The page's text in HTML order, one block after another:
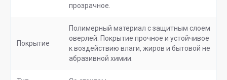
прозрачное.
Покрытие
Полимерный материал с защитным слоем
оверлей. Покрытие прочное и устойчивое
к воздействию влаги, жиров и бытовой не
абразивной химии.